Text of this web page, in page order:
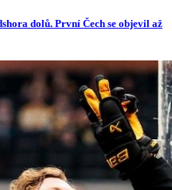
dolů. První Čech se objevil až